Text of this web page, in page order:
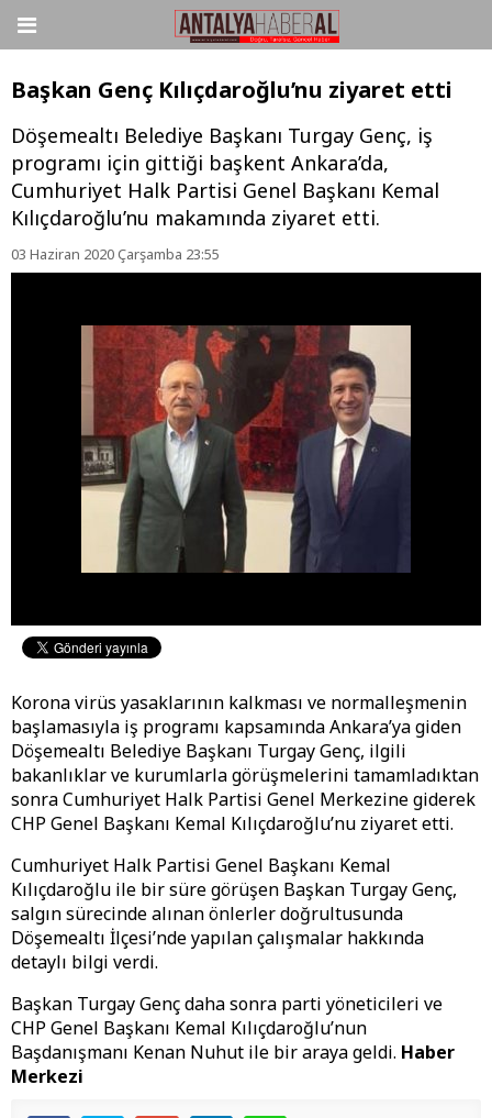
Başkan Genç Kılıçdaroğlu’nu ziyaret etti
Döşemealtı Belediye Başkanı Turgay Genç, iş
programı için gittiği başkent Ankara’da,
Cumhuriyet Halk Partisi Genel Başkanı Kemal
Kılıçdaroğlu’nu makamında ziyaret etti.
03 Haziran 2020 Çarşamba 23:55
Korona virüs yasaklarının kalkması ve normalleşmenin
başlamasıyla iş programı kapsamında Ankara’ya giden
Döşemealtı Belediye Başkanı Turgay Genç, ilgili
bakanlıklar ve kurumlarla görüşmelerini tamamladıktan
sonra Cumhuriyet Halk Partisi Genel Merkezine giderek
CHP Genel Başkanı Kemal Kılıçdaroğlu’nu ziyaret etti.
Cumhuriyet Halk Partisi Genel Başkanı Kemal
Kılıçdaroğlu ile bir süre görüşen Başkan Turgay Genç,
salgın sürecinde alınan önlerler doğrultusunda
Döşemealtı İlçesi’nde yapılan çalışmalar hakkında
detaylı bilgi verdi.
Başkan Turgay Genç daha sonra parti yöneticileri ve
CHP Genel Başkanı Kemal Kılıçdaroğlu’nun
Başdanışmanı Kenan Nuhut ile bir araya geldi. Haber
Merkezi